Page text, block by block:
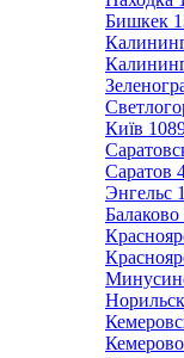
Бишкек
Київ
Саратов
Энгельс
Балаково
Норильск
Кемерово